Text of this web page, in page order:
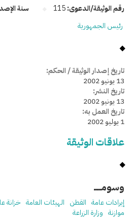
رقم الوثيقة/الدعوى:115 سنة
رئيس الجمهورية
تاريخ إصدار الوثيقة / الحكم:
13 يونيو 2002
تاريخ النشر:
13 يونيو 2002
تاريخ العمل به:
1 يوليو 2002
علاقات الوثيقة
وسومـــــ
إيرادات عامة القطن الهيئات العامة خزانة
موازنة وزارة الزراعة